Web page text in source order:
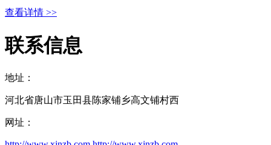
查看详情 >>
联系信息
地址：
河北省唐山市玉田县陈家铺乡高文铺村西
网址：